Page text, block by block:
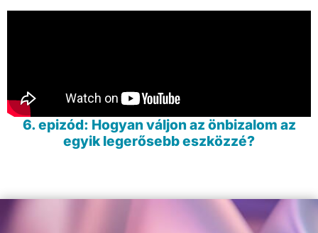
6. epizód: Hogyan váljon az önbizalom az
egyik legerősebb eszközzé?